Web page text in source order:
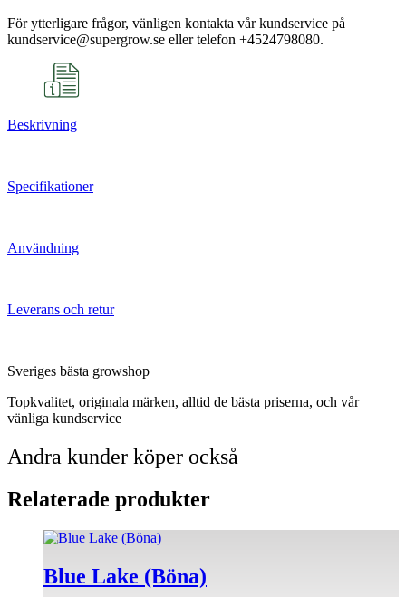
För ytterligare frågor, vänligen kontakta vår kundservice på
kundservice@supergrow.se eller telefon +4524798080.
Beskrivning
Specifikationer
Användning
Leverans och retur
Sveriges bästa growshop
Topkvalitet, originala märken, alltid de bästa priserna, och vår
vänliga kundservice
Andra kunder köper också
Relaterade produkter
Blue Lake (Böna)